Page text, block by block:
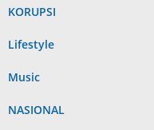
KORUPSI
Lifestyle
Music
NASIONAL